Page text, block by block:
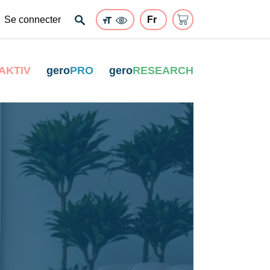
Se connecter
geroPRO geroRESEARCH